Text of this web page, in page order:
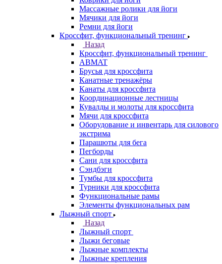
Массажные ролики для йоги
Мячики для йоги
Ремни для йоги
Кроссфит, функциональный тренинг
Назад
Кроссфит, функциональный тренинг
ABMAT
Брусья для кроссфита
Канатные тренажёры
Канаты для кроссфита
Координационные лестницы
Кувалды и молоты для кроссфита
Мячи для кроссфита
Оборудование и инвентарь для силового
экстрима
Парашюты для бега
Пегборды
Сани для кроссфита
Сэндбэги
Тумбы для кроссфита
Турники для кроссфита
Функциональные рамы
Элементы функциональных рам
Лыжный спорт
Назад
Лыжный спорт
Лыжи беговые
Лыжные комплекты
Лыжные крепления